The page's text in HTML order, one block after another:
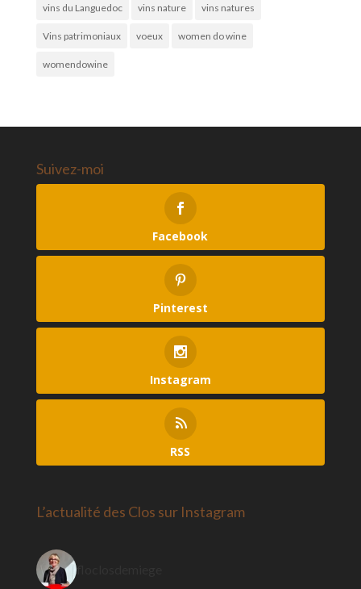
vins du Languedoc vins nature vins natures
Vins patrimoniaux voeux women do wine
womendowine
Suivez-moi
Facebook
Pinterest
Instagram
RSS
L’actualité des Clos sur Instagram
floclosdemiege